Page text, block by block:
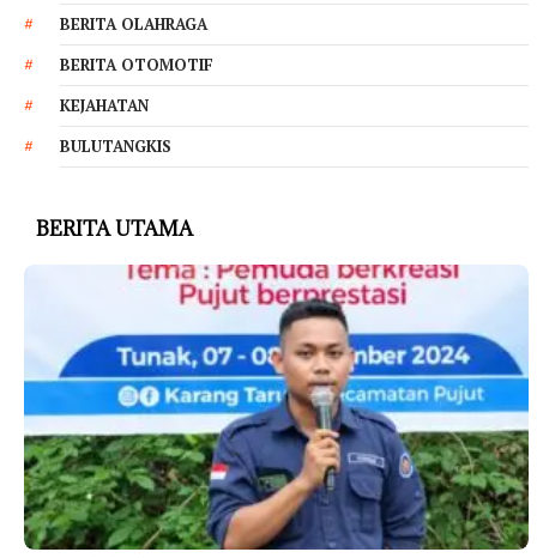
BERITA OLAHRAGA
BERITA OTOMOTIF
KEJAHATAN
BULUTANGKIS
BERITA UTAMA